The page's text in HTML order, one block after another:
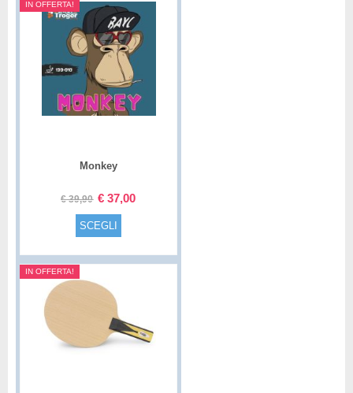
IN OFFERTA!
Monkey
€39,90 € 37,00
SCEGLI
IN OFFERTA!